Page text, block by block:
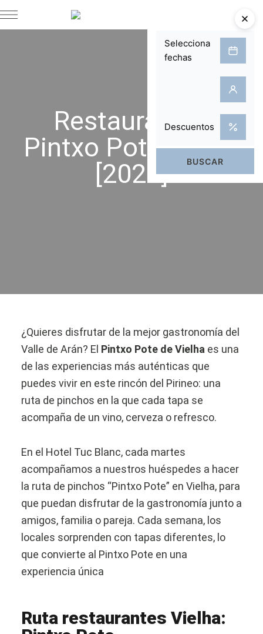
Restaurantes
Pintxo Pote Vielha
[2026]
¿Quieres disfrutar de la mejor gastronomía del
Valle de Arán? El Pintxo Pote de Vielha es una
de las experiencias más auténticas que
puedes vivir en este rincón del Pirineo: una
ruta de pinchos en la que cada tapa se
acompaña de un vino, cerveza o refresco.
En el Hotel Tuc Blanc, cada martes
acompañamos a nuestros huéspedes a hacer
la ruta de pinchos “Pintxo Pote” en Vielha, para
que puedan disfrutar de la gastronomía junto a
amigos, familia o pareja. Cada semana, los
locales sorprenden con tapas diferentes, lo
que convierte al Pintxo Pote en una
experiencia única
Ruta restaurantes Vielha: